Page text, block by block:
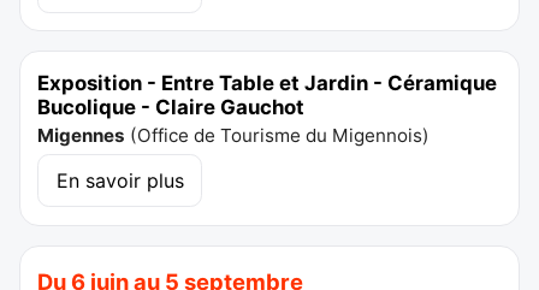
Exposition - Entre Table et Jardin - Céramique
Bucolique - Claire Gauchot
Migennes (Office de Tourisme du Migennois)
En savoir plus
Du 6 juin au 5 septembre